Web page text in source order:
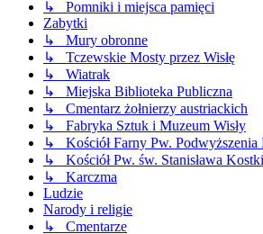
↳ Pomniki i miejsca pamięci
Zabytki
↳ Mury obronne
↳ Tczewskie Mosty przez Wisłę
↳ Wiatrak
↳ Miejska Biblioteka Publiczna
↳ Cmentarz żołnierzy austriackich
↳ Fabryka Sztuk i Muzeum Wisły
↳ Kościół Farny Pw. Podwyższenia
↳ Kościół Pw. św. Stanisława Kostki
↳ Karczma
Ludzie
Narody i religie
↳ Cmentarze